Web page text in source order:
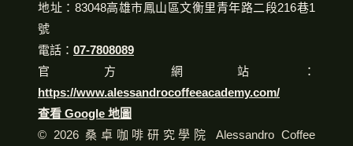
地址：83048高雄市鳳山區文衡里青年路二段216巷1
號
電話： 07-7808089
官方網站：
https://www.alessandrocoffeeacademy.com/
查看 Google 地圖
© 2026 桑卓咖啡研究學院 Alessandro Coffee